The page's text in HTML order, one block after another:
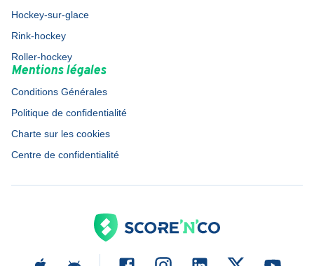
Hockey-sur-glace
Rink-hockey
Roller-hockey
Mentions légales
Conditions Générales
Politique de confidentialité
Charte sur les cookies
Centre de confidentialité